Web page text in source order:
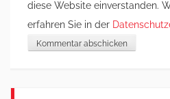
diese Website einverstanden.
erfahren Sie in der